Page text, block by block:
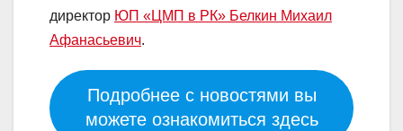
директор ЮП «ЦМП в РК» Белкин Михаил
Афанасьевич.
Подробнее с новостями вы
можете ознакомиться здесь